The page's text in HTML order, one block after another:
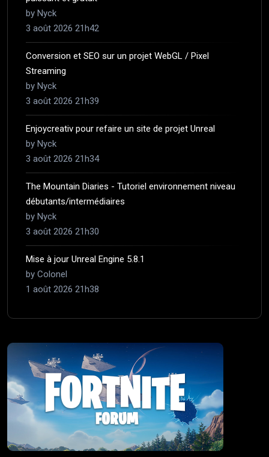
by Nyck
3 août 2026 21h42
Conversion et SEO sur un projet WebGL / Pixel
Streaming
by Nyck
3 août 2026 21h39
Enjoycreativ pour refaire un site de projet Unreal
by Nyck
3 août 2026 21h34
The Mountain Diaries - Tutoriel environnement niveau
débutants/intermédiaires
by Nyck
3 août 2026 21h30
Mise à jour Unreal Engine 5.8.1
by Colonel
1 août 2026 21h38